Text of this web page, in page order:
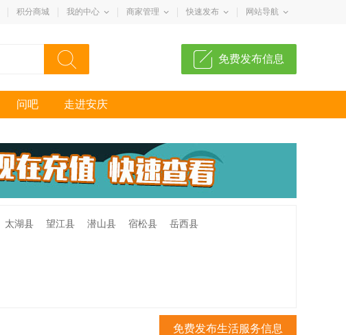
积分商城 我的中心 商家管理 快速发布 网站导航
免费发布信息
问吧 走进安庆
太湖县 望江县 潜山县 宿松县 岳西县
免费发布生活服务信息